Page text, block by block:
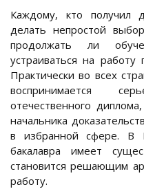
Каждому, кто получил
делать непростой
продолжать ли
устраиваться на работу
Практически во всех
воспринимается
отечественного
начальника
в избранной сфере. В
бакалавра имеет
становится решающим
работу.